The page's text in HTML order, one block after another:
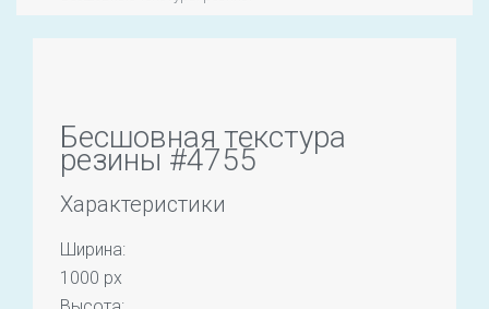
Первый раз?
Бесшовная текстура
резины #4755
Характеристики
Ширина:
1000 px